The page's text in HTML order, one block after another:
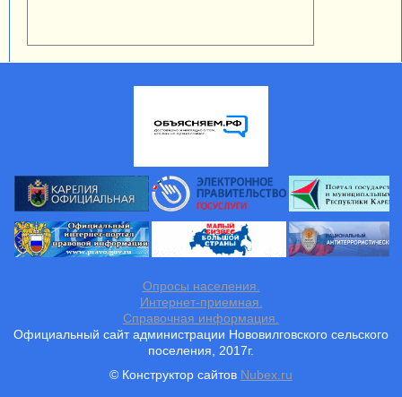
Опросы населения.
Интернет-приемная.
Справочная информация.
Официальный сайт администрации Нововилговского сельского
поселения, 2017г.
© Конструктор сайтов Nubex.ru